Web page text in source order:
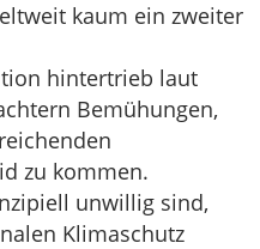
kaum ein zweiter
hintertrieb laut
Bemühungen,
zu kommen.
unwillig sind,
Klimaschutz